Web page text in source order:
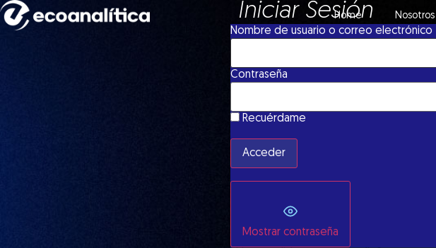
Home Nosotros
Iniciar Sesión
Nombre de usuario o correo electrónico
Contraseña
Recuérdame
Mostrar contraseña